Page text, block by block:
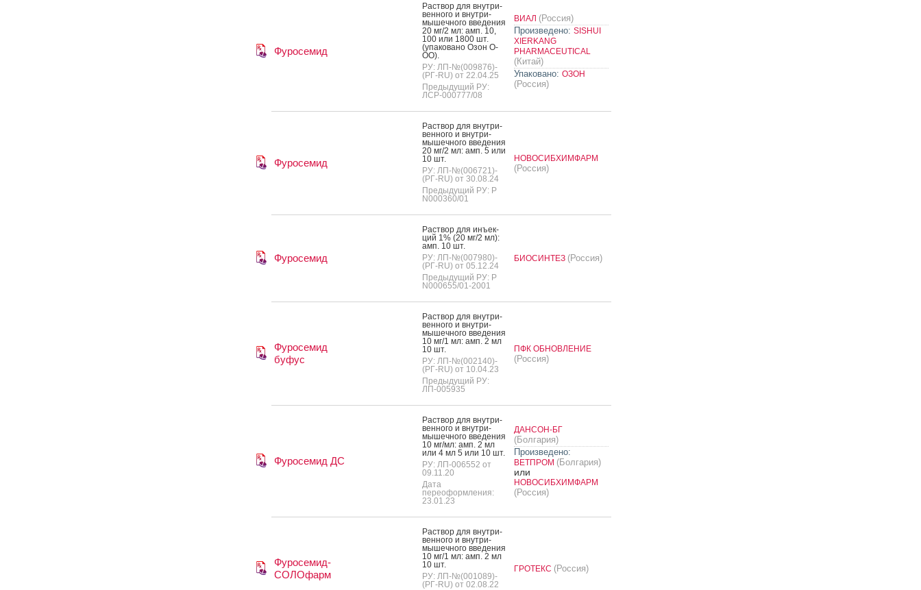
Фуросемид
Рас­твор для внут­ри­
вен­но­го и внут­ри­
мышеч­но­го вве­дения
20 мг/2 мл: амп. 10,
100 или 1800 шт.
(упа­кова­но Озон О­
ОО).
РУ: ЛП-№(009876)-
(РГ-RU) от 22.04.25
Предыдущий РУ:
ЛСР-000777/08
ВИАЛ (Россия)
Произведено: SISHUI
XIERKANG
PHARMACEUTICAL
(Китай)
Упаковано: ОЗОН
(Россия)
Фуросемид
Рас­твор для внут­ри­
вен­но­го и внут­ри­
мышеч­но­го вве­дения
20 мг/2 мл: амп. 5 или
10 шт.
РУ: ЛП-№(006721)-
(РГ-RU) от 30.08.24
Предыдущий РУ: Р
N000360/01
НОВОСИБХИМФАРМ
(Россия)
Фуросемид
Рас­твор для инъ­ек­
ций 1% (20 мг/2 мл):
амп. 10 шт.
РУ: ЛП-№(007980)-
(РГ-RU) от 05.12.24
Предыдущий РУ: Р
N000655/01-2001
БИОСИНТЕЗ (Россия)
Фуросемид
буфус
Рас­твор для внут­ри­
вен­но­го и внут­ри­
мышеч­но­го вве­дения
10 мг/1 мл: амп. 2 мл
10 шт.
РУ: ЛП-№(002140)-
(РГ-RU) от 10.04.23
Предыдущий РУ:
ЛП-005935
ПФК ОБНОВЛЕНИЕ
(Россия)
Фуросемид ДС
Рас­твор для внут­ри­
вен­но­го и внут­ри­
мышеч­но­го вве­дения
10 мг/мл: амп. 2 мл
или 4 мл 5 или 10 шт.
РУ: ЛП-006552 от
09.11.20
Дата
переоформления:
23.01.23
ДАНСОН-БГ
(Болгария)
Произведено:
ВЕТПРОМ (Болгария)
или
НОВОСИБХИМФАРМ
(Россия)
Фуросемид-
СОЛОфарм
Рас­твор для внут­ри­
вен­но­го и внут­ри­
мышеч­но­го вве­дения
10 мг/1 мл: амп. 2 мл
10 шт.
РУ: ЛП-№(001089)-
(РГ-RU) от 02.08.22
ГРОТЕКС (Россия)